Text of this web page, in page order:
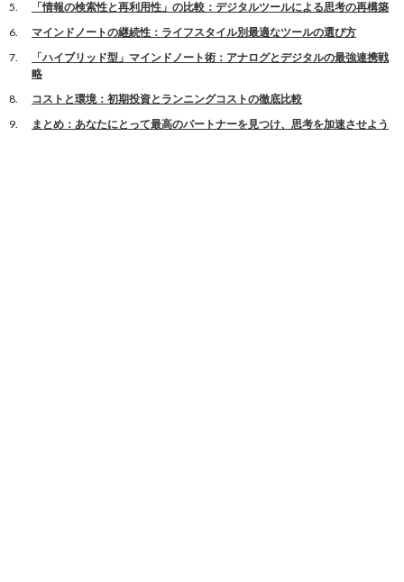
「情報の検索性と再利用性」の比較：デジタルツールによる思考の再構築
マインドノートの継続性：ライフスタイル別最適なツールの選び方
「ハイブリッド型」マインドノート術：アナログとデジタルの最強連携戦
略
コストと環境：初期投資とランニングコストの徹底比較
まとめ：あなたにとって最高のパートナーを見つけ、思考を加速させよう